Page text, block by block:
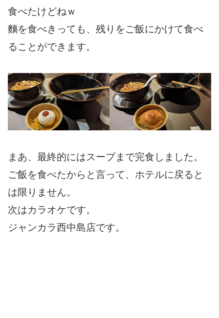
食べたけどねｗ
麵を食べきっても、残りをご飯にかけて食べ
ることができます。
まあ、最終的にはスープまで完食しました。
ご飯を食べたからと言って、ホテルに戻ると
は限りません。
次はカラオケです。
ジャンカラ西中島店です。